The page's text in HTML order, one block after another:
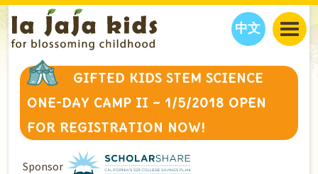
中文
JAJA’S WORLD
BLOG
INTERVIEWS
CALENDAR
THINGS TO DO
JAJA’S PICKS
FAMILY WELLNESS
EDUCATION
GIFTED KIDS STEM SCIENCE
ONE-DAY CAMP II ~ 1/5/2018 OPEN
FOR REGISTRATION NOW!
Sponsor